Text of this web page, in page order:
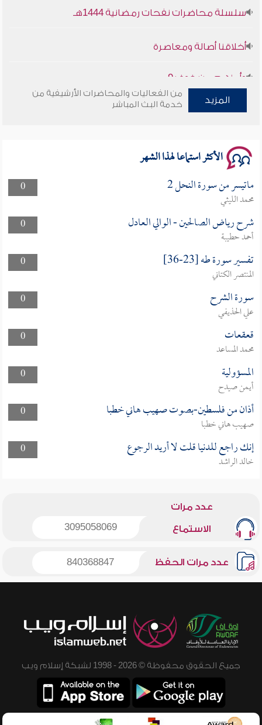
سلسلة محاضرات نفحات رمضانية 1444هـ
المزيد
من الفعاليات والمحاضرات الأرشيفية من
خدمة البث المباشر
الأكثر استماعا لهذا الشهر
0 ماتيسر من سورة النحل 2
محمد الليثي
0
شرح رياض الصالحين - الوالي العادل
أحمد حطيبة
0
تفسير سورة طه [23-36]
المنتصر الكتاني
0
سورة الشرح
علي الحذيفي
0
قعقعات
محمد المساعد
0
المسؤولية
أيمن صيدح
0
أذان من فلسطين-بصوت صهيب هاني خطبا
صهيب هاني خطبا
0
إنك راجع للدنيا قلت لا أريد الرجوع
خالد الراشد
عدد مرات
الاستماع 3095058069
عدد مرات الحفظ 840368847
جميع الحقوق محفوظة © 2026 - 1998 لشبكة إسلام ويب